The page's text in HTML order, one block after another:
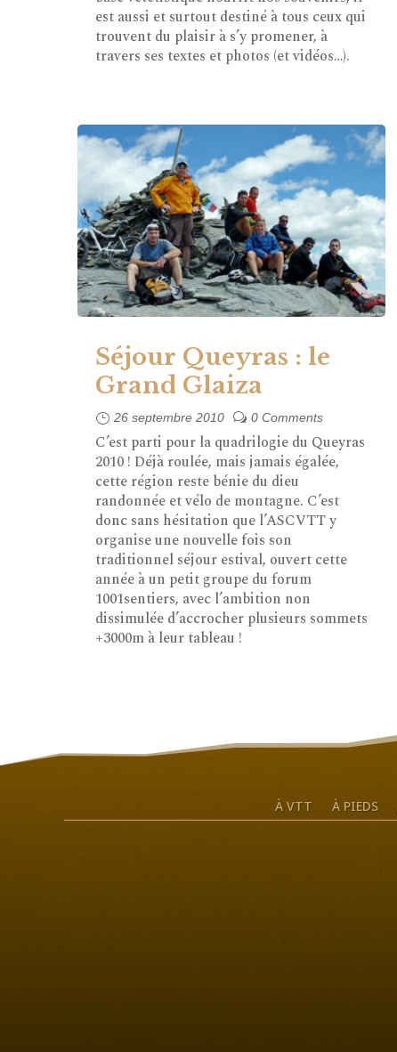
est aussi et surtout destiné à tous ceux qui
trouvent du plaisir à s’y promener, à
travers ses textes et photos (et vidéos…).
Séjour Queyras : le
Grand Glaiza
26 septembre 2010 0 Comments
C’est parti pour la quadrilogie du Queyras
2010 ! Déjà roulée, mais jamais égalée,
cette région reste bénie du dieu
randonnée et vélo de montagne. C’est
donc sans hésitation que l’ASCVTT y
organise une nouvelle fois son
traditionnel séjour estival, ouvert cette
année à un petit groupe du forum
1001sentiers, avec l’ambition non
dissimulée d’accrocher plusieurs sommets
+3000m à leur tableau !
À VTT À PIEDS